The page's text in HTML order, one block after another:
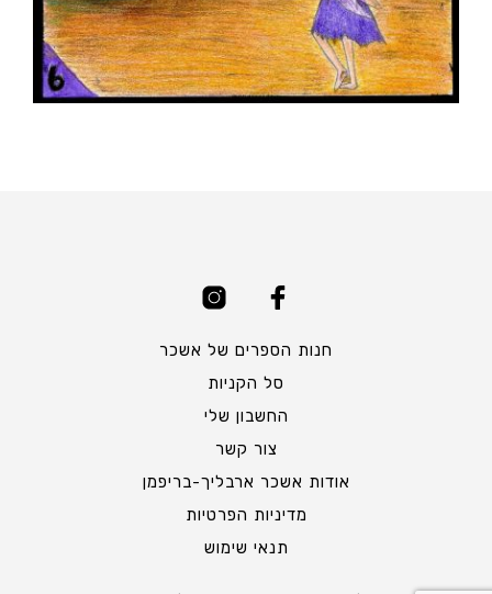
חנות הספרים של אשכר
סל הקניות
החשבון שלי
צור קשר
אודות אשכר ארבליך-בריפמן
מדיניות הפרטיות
תנאי שימוש